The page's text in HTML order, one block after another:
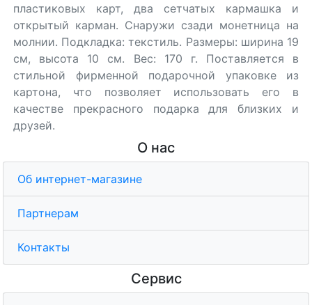
пластиковых карт, два сетчатых кармашка и
открытый карман. Снаружи сзади монетница на
молнии. Подкладка: текстиль. Размеры: ширина 19
см, высота 10 см. Вес: 170 г. Поставляется в
стильной фирменной подарочной упаковке из
картона, что позволяет использовать его в
качестве прекрасного подарка для близких и
друзей.
О нас
Об интернет-магазине
Партнерам
Контакты
Сервис